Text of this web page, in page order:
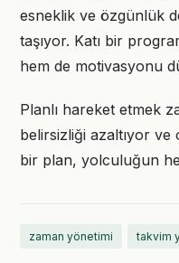
esneklik ve özgünlük
taşıyor. Katı bir
hem de motivasyonu
Planlı hareket etmek
belirsizliği azaltıyor ve
bir plan, yolculuğun
zaman yönetimi takvim